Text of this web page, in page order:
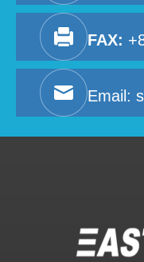
FAX:
Email: